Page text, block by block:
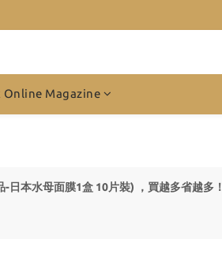
Online Magazine
日本水母面膜1盒 10片裝) ，買越多省越多！